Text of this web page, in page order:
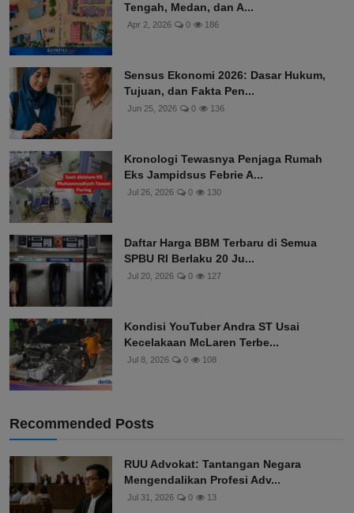
Tengah, Medan, dan A...
Apr 2, 2026 0 186
Sensus Ekonomi 2026: Dasar Hukum,
Tujuan, dan Fakta Pen...
Jun 25, 2026 0 136
Kronologi Tewasnya Penjaga Rumah
Eks Jampidsus Febrie A...
Jul 26, 2026 0 130
Daftar Harga BBM Terbaru di Semua
SPBU RI Berlaku 20 Ju...
Jul 20, 2026 0 127
Kondisi YouTuber Andra ST Usai
Kecelakaan McLaren Terbe...
Jul 8, 2026 0 108
Recommended Posts
RUU Advokat: Tantangan Negara
Mengendalikan Profesi Adv...
Jul 31, 2026 0 13